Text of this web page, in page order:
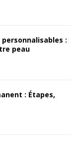
:
peau
: Étapes,